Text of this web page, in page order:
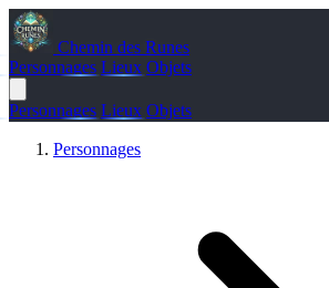
Chemin des Runes
Personnages Lieux Objets
Personnages Lieux Objets
Personnages